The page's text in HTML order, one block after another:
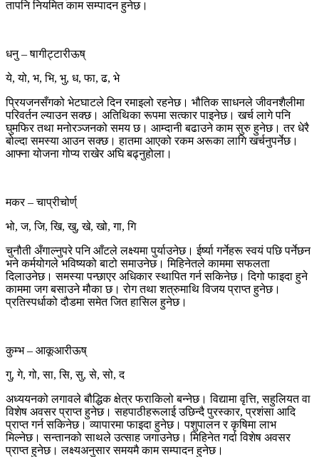
तापनि नियमित काम सम्पादन हुनेछ।
धनु – षागीट्टारीऊष्
ये, यो, भ, भि, भु, ध, फा, ढ, भे
प्रियजनसँगको भेटघाटले दिन रमाइलो रहनेछ। भौतिक साधनले जीवनशैलीमा
परिवर्तन ल्याउन सक्छ। अतिथिका रूपमा सत्कार पाइनेछ। खर्च लागे पनि
घुमफिर तथा मनोरञ्जनको समय छ। आम्दानी बढाउने काम सुरु हुनेछ। तर धेरै
बोल्दा समस्या आउन सक्छ। हातमा आएको रकम अरूका लागि खर्चनुपर्नेछ।
आफ्ना योजना गोप्य राखेर अघि बढ्नुहोला।
मकर – चाप्रीचोर्ण्
भो, ज, जि, खि, खु, खे, खो, गा, गि
चुनौती अँगाल्नुपरे पनि आँटले लक्ष्यमा पुर्याउनेछ। ईर्ष्या गर्नेहरू स्वयं पछि पर्नेछन
भने कर्मयोगले भविष्यको बाटो समाउनेछ। मिहिनेतले काममा सफलता
दिलाउनेछ। समस्या पन्छाएर अधिकार स्थापित गर्न सकिनेछ। दिगो फाइदा हुने
काममा जग बसाउने मौका छ। रोग तथा शत्रुमाथि विजय प्राप्त हुनेछ।
प्रतिस्पर्धाको दौडमा समेत जित हासिल हुनेछ।
कुम्भ – आकूआरीऊष्
गु, गे, गो, सा, सि, सु, से, सो, द
अध्ययनको लगावले बौद्धिक क्षेत्र फराकिलो बन्नेछ। विद्यामा वृत्ति, सहुलियत वा
विशेष अवसर प्राप्त हुनेछ। सहपाठीहरूलाई उछिन्दै पुरस्कार, प्रशंसा आदि
प्राप्त गर्न सकिनेछ। व्यापारमा फाइदा हुनेछ। पशुपालन र कृषिमा लाभ
मिल्नेछ। सन्तानको साथले उत्साह जगाउनेछ। मिहिनेत गर्दा विशेष अवसर
प्राप्त हुनेछ। लक्ष्यअनुसार समयमै काम सम्पादन हुनेछ।